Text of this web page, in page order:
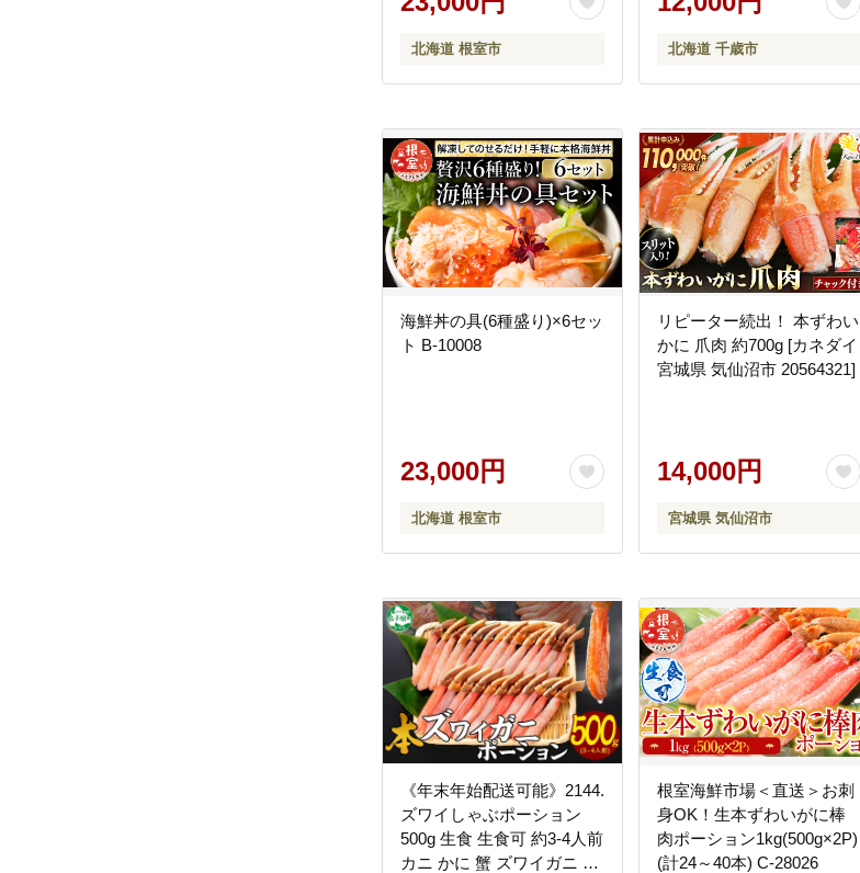
北海道 根室市 北海道 千歳市
海鮮丼の具(6種盛り)×6セッ
ト B-10008
23,000円
北海道 根室市
リピーター続出！ 本ずわい
かに 爪肉 約700g [カネダイ
宮城県 気仙沼市 20564321]
14,000円
宮城県 気仙沼市
《年末年始配送可能》2144.
ズワイしゃぶポーション
500g 生食 生食可 約3-4人前
カニ かに 蟹 ズワイガニ ズ
根室海鮮市場＜直送＞お刺
身OK！生本ずわいがに棒
肉ポーション1kg(500g×2P)
(計24～40本) C-28026